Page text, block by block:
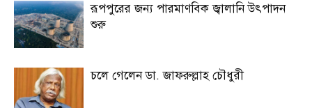
রূপপুরের জন্য পারমাণবিক জ্বালানি উৎপাদন
শুরু
চলে গেলেন ডা. জাফরুল্লাহ চৌধুরী